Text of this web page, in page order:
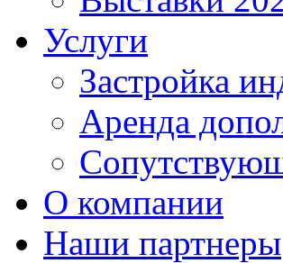
Услуги
Застройка
Аренда
О компании
Наши партнеры